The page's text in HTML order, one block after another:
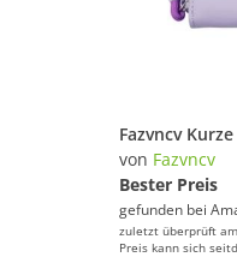
von Fazvncv
Bester Preis
gefunden bei
zuletzt überprüft
Preis kann sich